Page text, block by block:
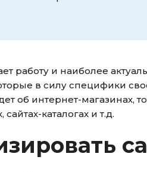
работу и наиболее
в силу специфики
об интернет-магазинах,
каталогах и т.д.